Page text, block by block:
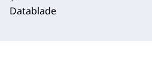
Datablade